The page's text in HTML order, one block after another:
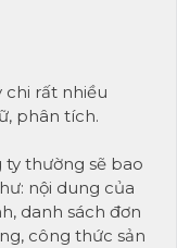
chi rất nhiều
phân tích.
ty thường sẽ bao
nội dung của
danh sách đơn
công thức sản